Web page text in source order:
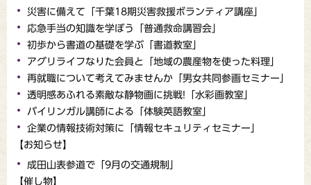
災害に備えて「千葉18期災害救援ボランティア講座」
応急手当の知識を学ぼう「普通救命講習会」
初歩から書道の基礎を学ぶ「書道教室」
アグリライフなりた会員と「地域の農産物を使った料理」
再就職について考えてみませんか「男女共同参画セミナー」
透明感あふれる素敵な静物画に挑戦!「水彩画教室」
バイリンガル講師による「体験英語教室」
企業の情報技術対策に「情報セキュリティセミナー」
【お知らせ】
成田山表参道で「9月の交通規制」
【催し物】